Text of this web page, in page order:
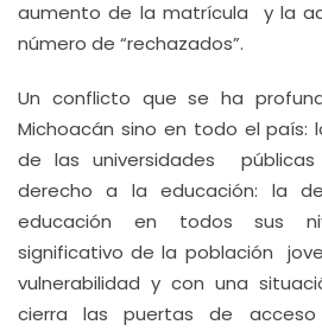
aumento de la matrícula y la
número de “rechazados”.
Un conflicto que se ha
Michoacán sino en todo el
de las universidades
derecho a la educación: la
educación en todos sus
significativo de la población
vulnerabilidad y con una
cierra las puertas de